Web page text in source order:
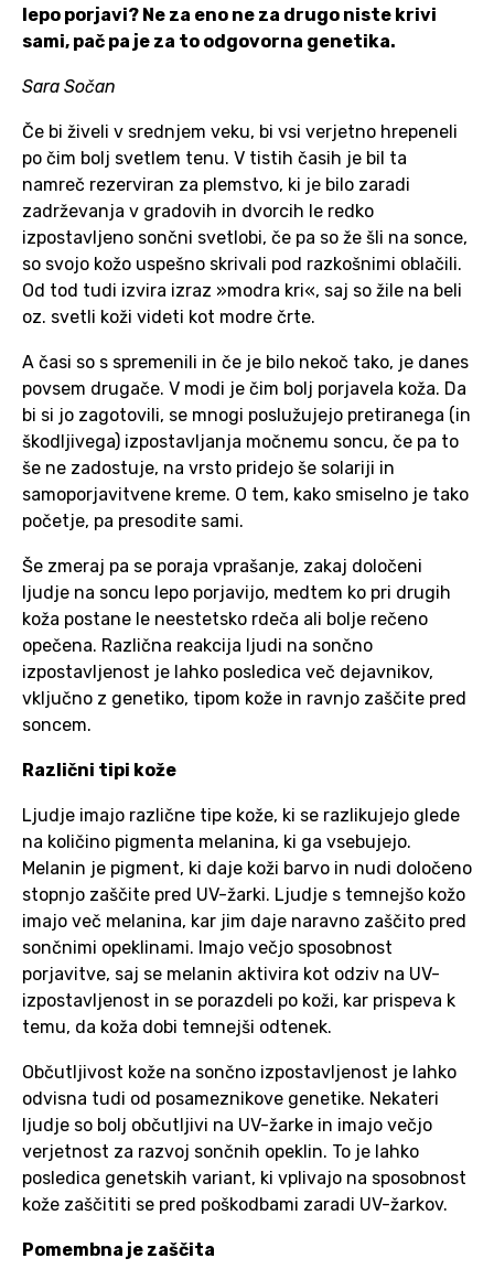
lepo porjavi? Ne za eno ne za drugo niste krivi
sami, pač pa je za to odgovorna genetika.
Sara Sočan
Če bi živeli v srednjem veku, bi vsi verjetno hrepeneli
po čim bolj svetlem tenu. V tistih časih je bil ta
namreč rezerviran za plemstvo, ki je bilo zaradi
zadrževanja v gradovih in dvorcih le redko
izpostavljeno sončni svetlobi, če pa so že šli na sonce,
so svojo kožo uspešno skrivali pod razkošnimi oblačili.
Od tod tudi izvira izraz »modra kri«, saj so žile na beli
oz. svetli koži videti kot modre črte.
A časi so s spremenili in če je bilo nekoč tako, je danes
povsem drugače. V modi je čim bolj porjavela koža. Da
bi si jo zagotovili, se mnogi poslužujejo pretiranega (in
škodljivega) izpostavljanja močnemu soncu, če pa to
še ne zadostuje, na vrsto pridejo še solariji in
samoporjavitvene kreme. O tem, kako smiselno je tako
početje, pa presodite sami.
Še zmeraj pa se poraja vprašanje, zakaj določeni
ljudje na soncu lepo porjavijo, medtem ko pri drugih
koža postane le neestetsko rdeča ali bolje rečeno
opečena. Različna reakcija ljudi na sončno
izpostavljenost je lahko posledica več dejavnikov,
vključno z genetiko, tipom kože in ravnjo zaščite pred
soncem.
Različni tipi kože
Ljudje imajo različne tipe kože, ki se razlikujejo glede
na količino pigmenta melanina, ki ga vsebujejo.
Melanin je pigment, ki daje koži barvo in nudi določeno
stopnjo zaščite pred UV-žarki. Ljudje s temnejšo kožo
imajo več melanina, kar jim daje naravno zaščito pred
sončnimi opeklinami. Imajo večjo sposobnost
porjavitve, saj se melanin aktivira kot odziv na UV-
izpostavljenost in se porazdeli po koži, kar prispeva k
temu, da koža dobi temnejši odtenek.
Občutljivost kože na sončno izpostavljenost je lahko
odvisna tudi od posameznikove genetike. Nekateri
ljudje so bolj občutljivi na UV-žarke in imajo večjo
verjetnost za razvoj sončnih opeklin. To je lahko
posledica genetskih variant, ki vplivajo na sposobnost
kože zaščititi se pred poškodbami zaradi UV-žarkov.
Pomembna je zaščita